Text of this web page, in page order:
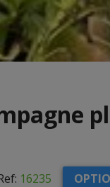
16235